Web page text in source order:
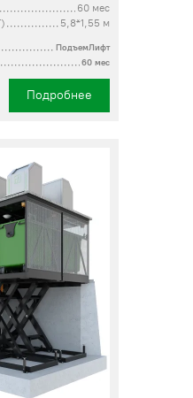
60 мес
5,8*1,55 м
ПодъемЛифт
60 мес
Подробнее